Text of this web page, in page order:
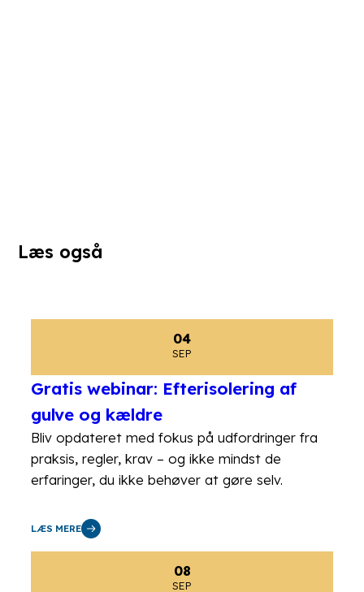
Læs også
04
SEP
Gratis webinar: Efterisolering af
gulve og kældre
Bliv opdateret med fokus på udfordringer fra
praksis, regler, krav – og ikke mindst de
erfaringer, du ikke behøver at gøre selv.
LÆS MERE
08
SEP